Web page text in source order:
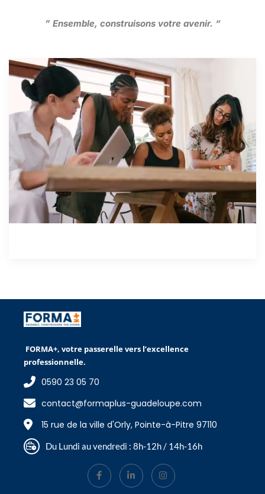
” Ensemble, construisons votre avenir. “
FORMA+, votre passerelle vers l’excellence
professionnelle.
0590 23 05 70
contact@formaplus-guadeloupe.com
15 rue de la ville d'Orly, Pointe-à-Pitre 97110
Du Lundi au vendredi : 8h-12h / 14h-16h